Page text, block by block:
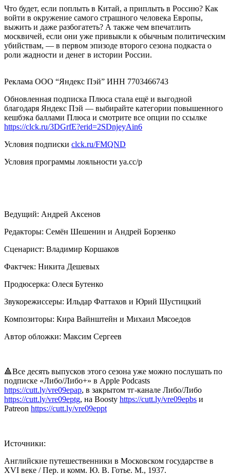
Что будет, если поплыть в Китай, а приплыть в Россию? Как
войти в окружение самого страшного человека Европы,
выжить и даже разбогатеть? А также чем впечатлить
москвичей, если они уже привыкли к обычным политическим
убийствам, — в первом эпизоде второго сезона подкаста о
роли жадности и денег в истории России.
Реклама ООО “Яндекс Пэй” ИНН 7703466743
Обновленная подписка Плюса стала ещё и выгодной
благодаря Яндекс Пэй — выбирайте категории повышенного
кешбэка баллами Плюса и смотрите все опции по ссылке
https://clck.ru/3DGrfE?erid=2SDnjeyAin6
Условия подписки clck.ru/FMQND
Условия программы лояльности ya.cc/p
Ведущий: Андрей Аксенов
Редакторы: Семён Шешенин и Андрей Борзенко
Сценарист: Владимир Коршаков
Фактчек: Никита Дешевых
Продюсерка: Олеся Бутенко
Звукорежиссеры: Ильдар Фаттахов и Юрий Шустицкий
Композиторы: Кира Вайнштейн и Михаил Мясоедов
Автор обложки: Максим Сергеев
🔺Все десять выпусков этого сезона уже можно послушать по
подписке «Либо/Либо+» в Apple Podcasts
https://cutt.ly/vre09epap, в закрытом тг-канале Либо/Либо
https://cutt.ly/vre09eptg, на Boosty https://cutt.ly/vre09epbs и
Patreon https://cutt.ly/vre09eppt
Источники:
Английские путешественники в Московском государстве в
XVI веке / Пер. и комм. Ю. В. Готье. М., 1937.